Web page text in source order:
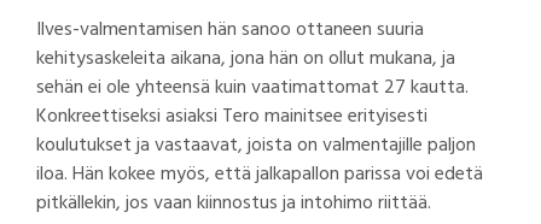
Ilves-valmentamisen hän sanoo ottaneen suuria
kehitysaskeleita aikana, jona hän on ollut mukana, ja
sehän ei ole yhteensä kuin vaatimattomat 27 kautta.
Konkreettiseksi asiaksi Tero mainitsee erityisesti
koulutukset ja vastaavat, joista on valmentajille paljon
iloa. Hän kokee myös, että jalkapallon parissa voi edetä
pitkällekin, jos vaan kiinnostus ja intohimo riittää.